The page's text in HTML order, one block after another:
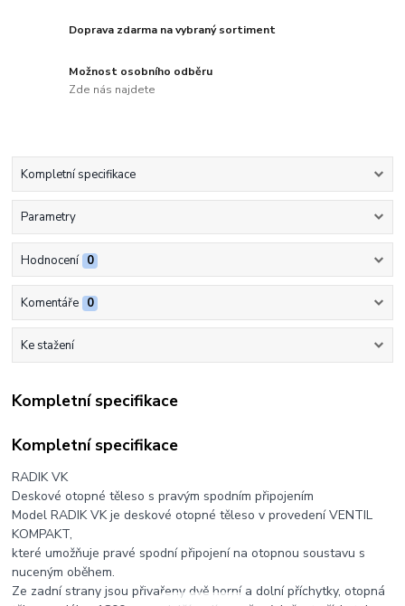
Doprava zdarma na vybraný sortiment
Možnost osobního odběru
Zde nás najdete
Kompletní specifikace
Parametry
Hodnocení 0
Komentáře 0
Ke stažení
Kompletní specifikace
Kompletní specifikace
RADIK VK
Deskové otopné těleso s pravým spodním připojením
Model RADIK VK je deskové otopné těleso v provedení VENTIL
KOMPAKT,
které umožňuje pravé spodní připojení na otopnou soustavu s
nuceným oběhem.
Ze zadní strany jsou přivařeny dvě horní a dolní příchytky, otopná